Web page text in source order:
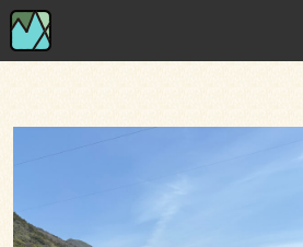
Skip
to
the
淡路島の小さな印刷・デザイン事務所です